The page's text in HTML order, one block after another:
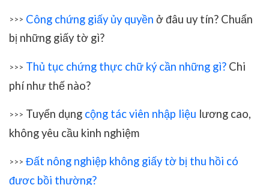
>>> Công chứng giấy ủy quyền ở đâu uy tín? Chuẩn
bị những giấy tờ gì?
>>> Thủ tục chứng thực chữ ký cần những gì? Chi
phí như thế nào?
>>> Tuyển dụng cộng tác viên nhập liệu lương cao,
không yêu cầu kinh nghiệm
>>> Đất nông nghiệp không giấy tờ bị thu hồi có
được bồi thường?